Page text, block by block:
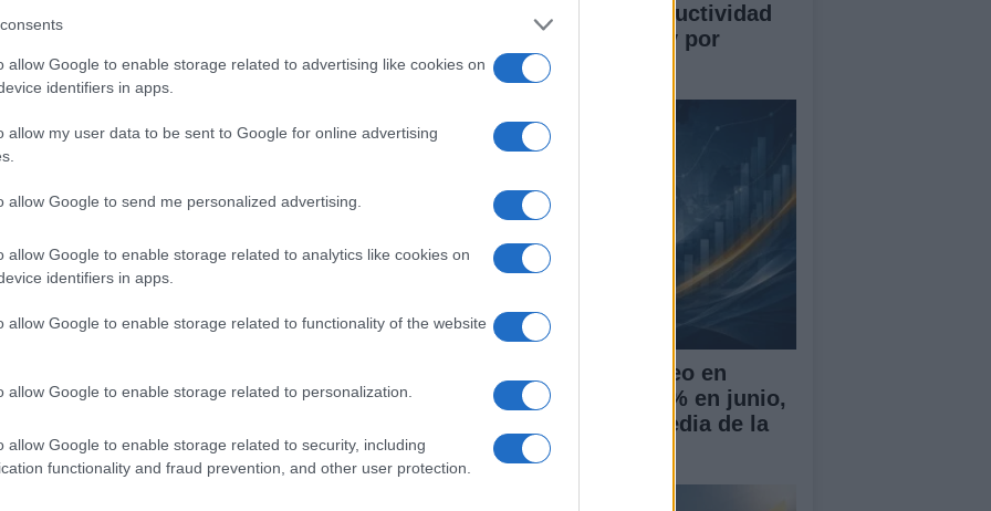
allow Google to enable storage related to advertising like cookies on
identifiers in apps.
allow my user data to be sent to Google for online advertising
allow Google to send me personalized advertising.
allow Google to enable storage related to analytics like cookies on
identifiers in apps.
allow Google to enable storage related to functionality of the website
allow Google to enable storage related to personalization.
allow Google to enable storage related to security, including
functionality and fraud prevention, and other user protection.
más cara se registrará entre las y las ,
por kWh. En contraste, la hora más barata será
Cómo medir la productividad
por hora trabajada y por
trabajador
La tasa de desempleo en
España baja al 10,1% en junio,
por encima de la media de la
UE